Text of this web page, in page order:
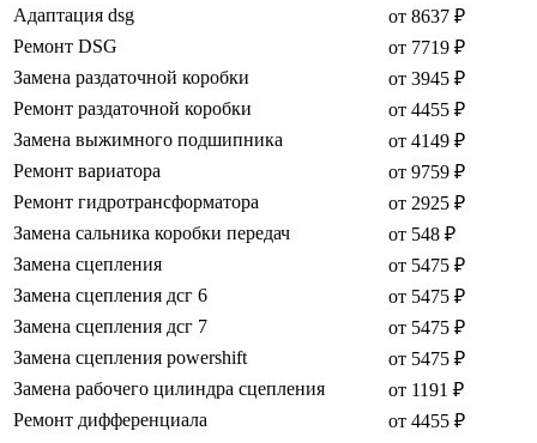
Адаптация dsg
от 8637 ₽
Ремонт DSG
от 7719 ₽
Замена раздаточной коробки
от 3945 ₽
Ремонт раздаточной коробки
от 4455 ₽
Замена выжимного подшипника
от 4149 ₽
Ремонт вариатора
от 9759 ₽
Ремонт гидротрансформатора
от 2925 ₽
Замена сальника коробки передач
от 548 ₽
Замена сцепления
от 5475 ₽
Замена сцепления дсг 6
от 5475 ₽
Замена сцепления дсг 7
от 5475 ₽
Замена сцепления powershift
от 5475 ₽
Замена рабочего цилиндра сцепления
от 1191 ₽
Ремонт дифференциала
от 4455 ₽